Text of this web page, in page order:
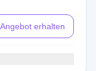
Angebot erhalten